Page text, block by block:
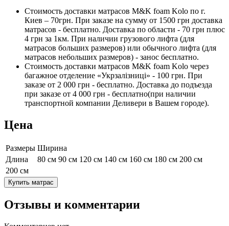
Стоимость доставки матрасов M&K foam Kolo по г.
Киев – 70грн. При заказе на сумму от 1500 грн доставка
матрасов - бесплатно. Доставка по области - 70 грн плюс
4 грн за 1км. При наличии грузового лифта (для
матрасов больших размеров) или обычного лифта (для
матрасов небольших размеров) - занос бесплатно.
Стоимость доставки матрасов M&K foam Kolo через
багажное отделение «Укрзалізниці» - 100 грн. При
заказе от 2 000 грн - бесплатно. Доставка до подъезда
при заказе от 4 000 грн - бесплатно(при наличии
транспортной компании Деливери в Вашем городе).
Цена
Размеры Ширина
Длина
80 см 90 см 120 см 140 см 160 см 180 см 200 см
200 см
Купить матрас
Отзывы и комментарии